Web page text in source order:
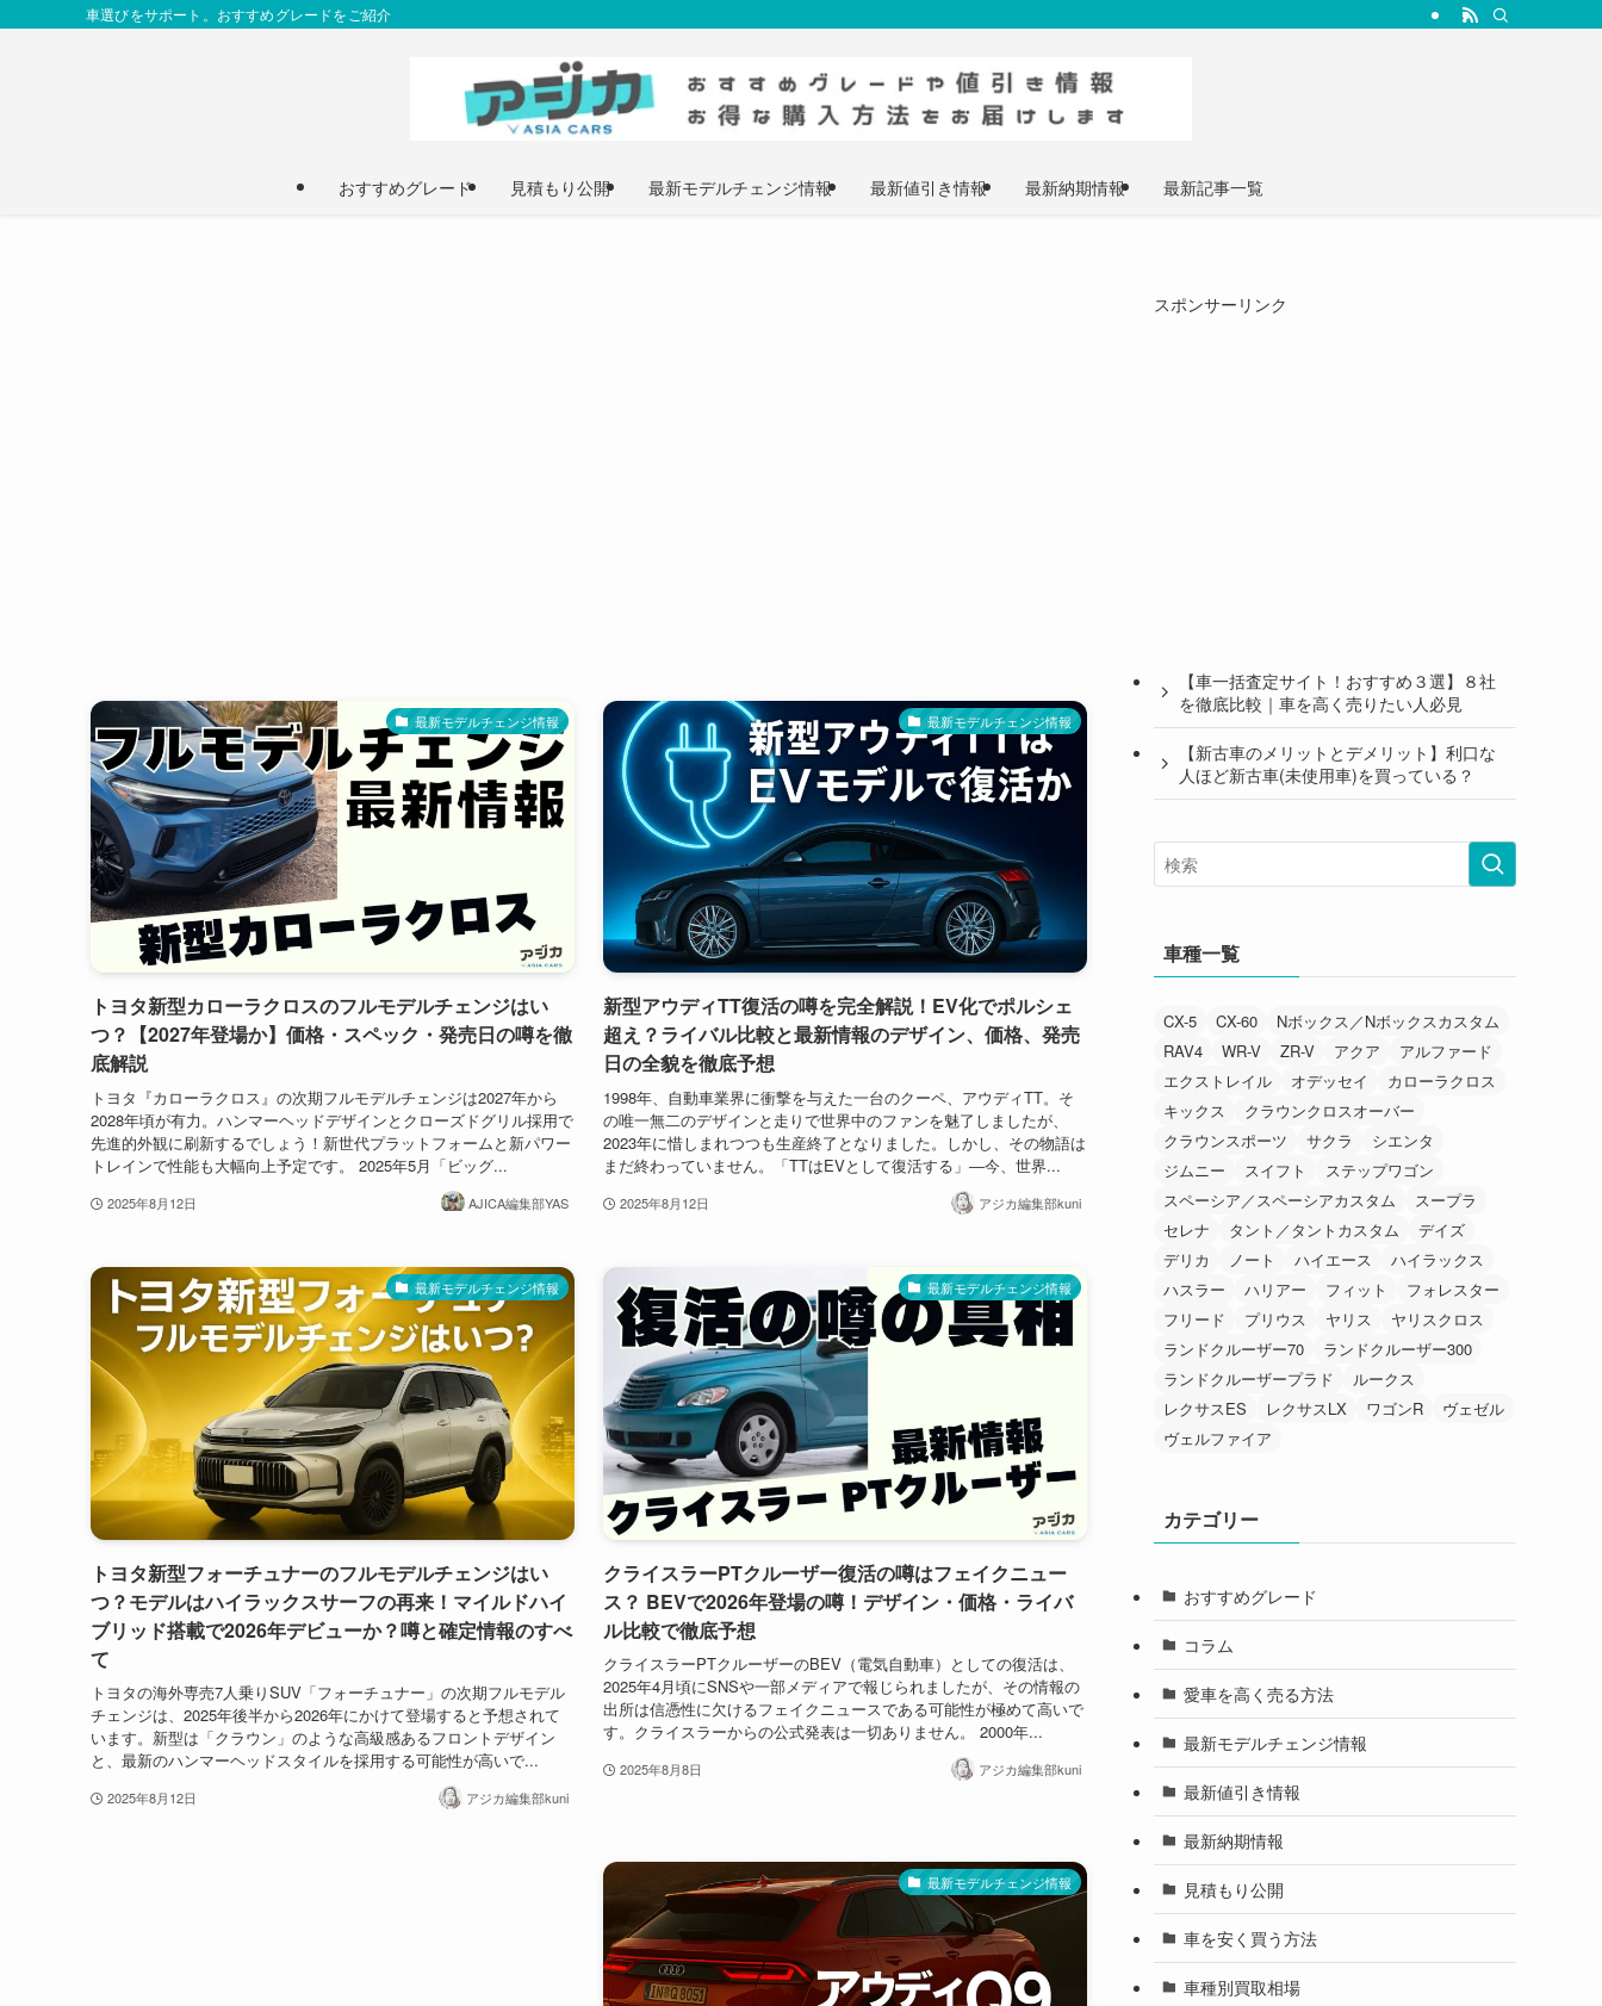
車選びをサポート。おすすめグレードをご紹介
おすすめグレード 見積もり公開 最新モデルチェンジ情報 最新値引き情報 最新納期情報 最新記事一覧
最新モデルチェンジ情報
トヨタ新型カローラクロスのフルモデルチェンジはい
つ？【2027年登場か】価格・スペック・発売日の噂を徹
底解説
トヨタ『カローラクロス』の次期フルモデルチェンジは2027年から
2028年頃が有力。ハンマーヘッドデザインとクローズドグリル採用で
先進的外観に刷新するでしょう！新世代プラットフォームと新パワー
トレインで性能も大幅向上予定です。 2025年5月「ビッグ...
2025年8月12日 AJICA編集部YAS
最新モデルチェンジ情報
新型アウディTT復活の噂を完全解説！EV化でポルシェ
超え？ライバル比較と最新情報のデザイン、価格、発売
日の全貌を徹底予想
1998年、自動車業界に衝撃を与えた一台のクーペ、アウディTT。そ
の唯一無二のデザインと走りで世界中のファンを魅了しましたが、
2023年に惜しまれつつも生産終了となりました。しかし、その物語は
まだ終わっていません。「TTはEVとして復活する」―今、世界...
2025年8月12日 アジカ編集部kuni
最新モデルチェンジ情報
トヨタ新型フォーチュナーのフルモデルチェンジはい
つ？モデルはハイラックスサーフの再来！マイルドハイ
ブリッド搭載で2026年デビューか？噂と確定情報のすべ
て
トヨタの海外専売7人乗りSUV「フォーチュナー」の次期フルモデル
チェンジは、2025年後半から2026年にかけて登場すると予想されて
います。新型は「クラウン」のような高級感あるフロントデザイン
と、最新のハンマーヘッドスタイルを採用する可能性が高いで...
2025年8月12日 アジカ編集部kuni
最新モデルチェンジ情報
クライスラーPTクルーザー復活の噂はフェイクニュー
ス？ BEVで2026年登場の噂！デザイン・価格・ライバ
ル比較で徹底予想
クライスラーPTクルーザーのBEV（電気自動車）としての復活は、
2025年4月頃にSNSや一部メディアで報じられましたが、その情報の
出所は信憑性に欠けるフェイクニュースである可能性が極めて高いで
す。クライスラーからの公式発表は一切ありません。 2000年...
2025年8月8日 アジカ編集部kuni
最新モデルチェンジ情報
スポンサーリンク
【車一括査定サイト！おすすめ３選】８社
を徹底比較｜車を高く売りたい人必見
【新古車のメリットとデメリット】利口な
人ほど新古車(未使用車)を買っている？
車種一覧
CX-5 CX-60
Nボックス／Nボックスカスタム
RAV4
WR-V ZR-V アクア
アルファード
エクストレイル
オデッセイ
カローラクロス
キックス
クラウンクロスオーバー
クラウンスポーツ
サクラ
シエンタ
ジムニー
スイフト
ステップワゴン
スペーシア／スペーシアカスタム
スープラ
セレナ
タント／タントカスタム
デイズ
デリカ
ノート ハイエース
ハイラックス
ハスラー
ハリアー フィット
フォレスター
フリード
プリウス ヤリス
ヤリスクロス
ランドクルーザー70
ランドクルーザー300
ランドクルーザープラド
ルークス
レクサスES
レクサスLX ワゴンR
ヴェゼル
ヴェルファイア
カテゴリー
おすすめグレード
コラム
愛車を高く売る方法
最新モデルチェンジ情報
最新値引き情報
最新納期情報
見積もり公開
車を安く買う方法
車種別買取相場